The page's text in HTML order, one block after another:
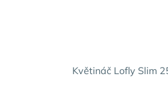
Květináč Lofly Slim